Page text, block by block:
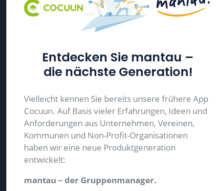
Entdecken Sie mantau –
die nächste Generation!
Vielleicht kennen Sie bereits unsere frühere App
Cocuun. Auf Basis vieler Erfahrungen, Ideen und
Anforderungen aus Unternehmen, Vereinen,
Kommunen und Non-Profit-Organisationen
haben wir eine neue Produktgeneration
entwickelt:
mantau – der Gruppenmanager.